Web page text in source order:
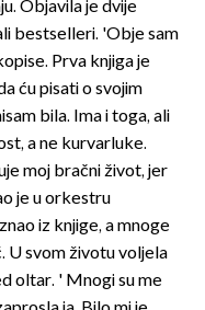
Objavila je dvije
bestselleri. 'Obje sam
Prva knjiga je
ću pisati o svojim
bila. Ima i toga, ali
a ne kurvarluke.
moj bračni život, jer
je u orkestru
iz knjige, a mnoge
U svom životu voljela
oltar. ' Mnogi su me